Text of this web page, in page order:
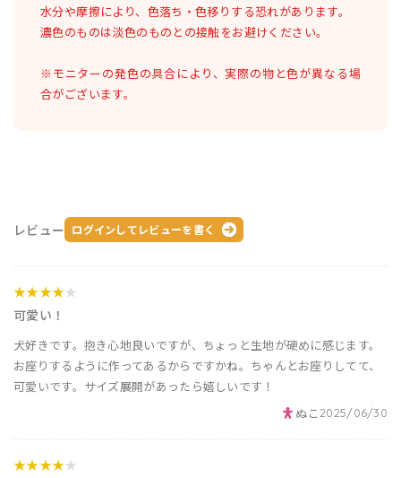
水分や摩擦により、色落ち・色移りする恐れがあります。
濃色のものは淡色のものとの接触をお避けください。
※モニターの発色の具合により、実際の物と色が異なる場
合がございます。
レビュー ログインしてレビューを書く
可愛い！
★★★★★
犬好きです。抱き心地良いですが、ちょっと生地が硬めに感じます。
お座りするように作ってあるからですかね。ちゃんとお座りしてて、
可愛いです。サイズ展開があったら嬉しいです！
ぬこ2025/06/30
★★★★★